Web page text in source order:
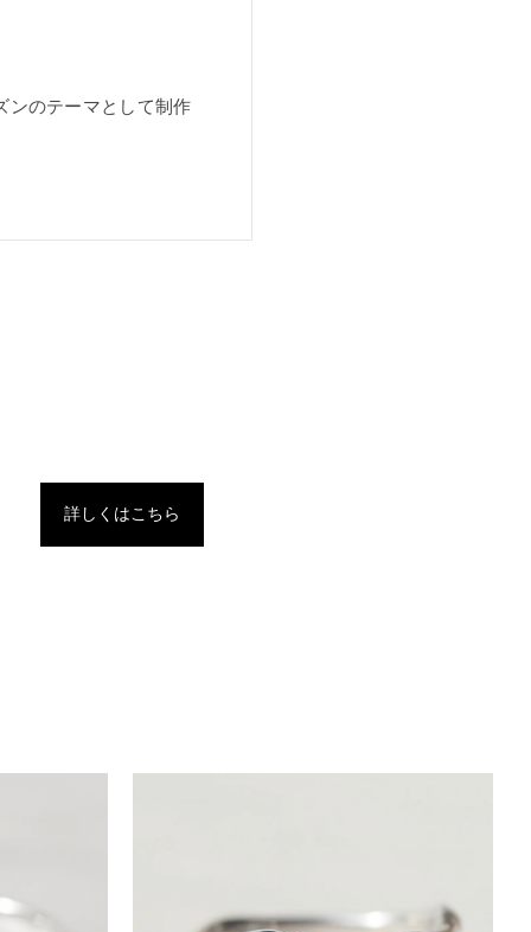
ンのテーマとして制作
詳しくはこちら